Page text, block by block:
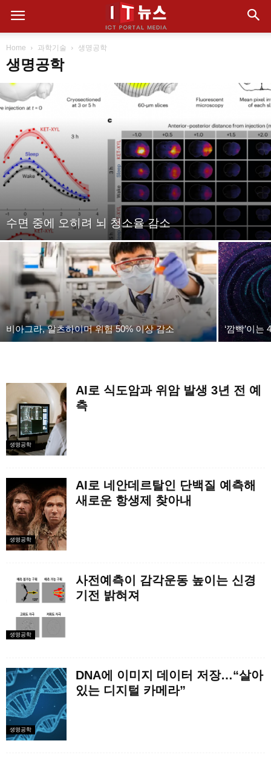
Home 과학기술 생명공학
생명공학
수면 중에 오히려 뇌 청소율 감소
비아그라, 알츠하이머 위험 50% 이상 감소 ‘깜빡’이는
생명공학
AI로 식도암과 위암 발생 3년 전 예
측
생명공학
AI로 네안데르탈인 단백질 예측해
새로운 항생제 찾아내
생명공학
사전예측이 감각운동 높이는 신경
기전 밝혀져
생명공학
DNA에 이미지 데이터 저장…“살아
있는 디지털 카메라”